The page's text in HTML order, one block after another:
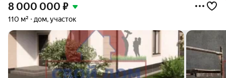
8 000 000 ₽
110 м² дом, участок